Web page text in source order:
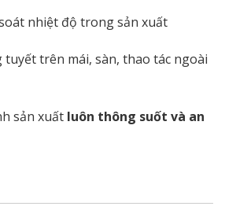
nhiệt độ trong sản xuất
trên mái, sàn, thao tác ngoài
sản xuất luôn thông suốt và an